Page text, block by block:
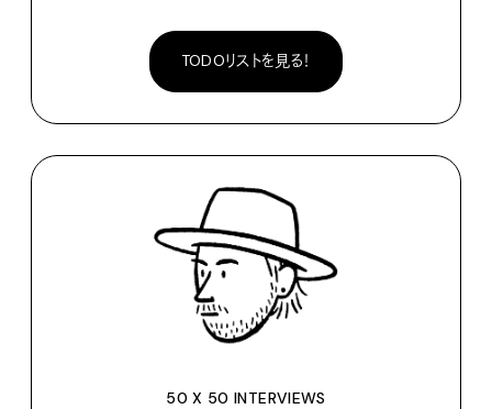
TODOリストを見る！
50 X 50 INTERVIEWS